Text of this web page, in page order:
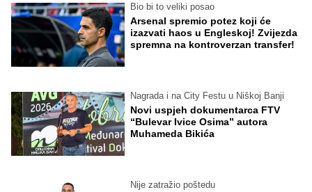
Bio bi to veliki posao
Arsenal spremio potez koji će
izazvati haos u Engleskoj! Zvijezda
spremna na kontroverzan transfer!
Nagrada i na City Festu u Niškoj Banji
Novi uspjeh dokumentarca FTV
“Bulevar Ivice Osima” autora
Muhameda Bikića
Nije zatražio poštedu